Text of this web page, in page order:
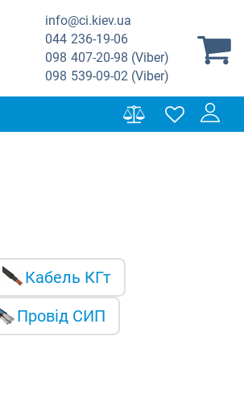
info@ci.kiev.ua
044 236-19-06
098 407-20-98 (Viber)
098 539-09-02 (Viber)
Кабель КГт
Провід СИП